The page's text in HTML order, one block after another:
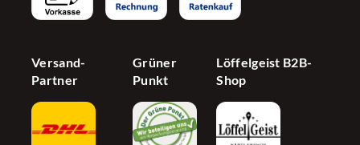
Versand-
Partner
Grüner
Punkt
Löffelgeist B2B-
Shop